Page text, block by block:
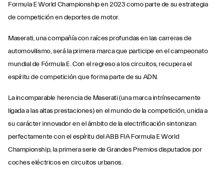
Formula E World Championship en 2023 como parte de su estrategia
de competición en deportes de motor.
Maserati, una compañía con raíces profundas en las carreras de
automovilismo, será la primera marca que participe en el campeonato
mundial de Fórmula E. Con el regreso a los circuitos, recupera el
espíritu de competición que forma parte de su ADN.
La incomparable herencia de Maserati (una marca intrínsecamente
ligada a las altas prestaciones) en el mundo de la competición, unida a
su carácter innovador en el ámbito de la electrificación sintonizan
perfectamente con el espíritu del ABB FIA Formula E World
Championship, la primera serie de Grandes Premios disputados por
coches eléctricos en circuitos urbanos.